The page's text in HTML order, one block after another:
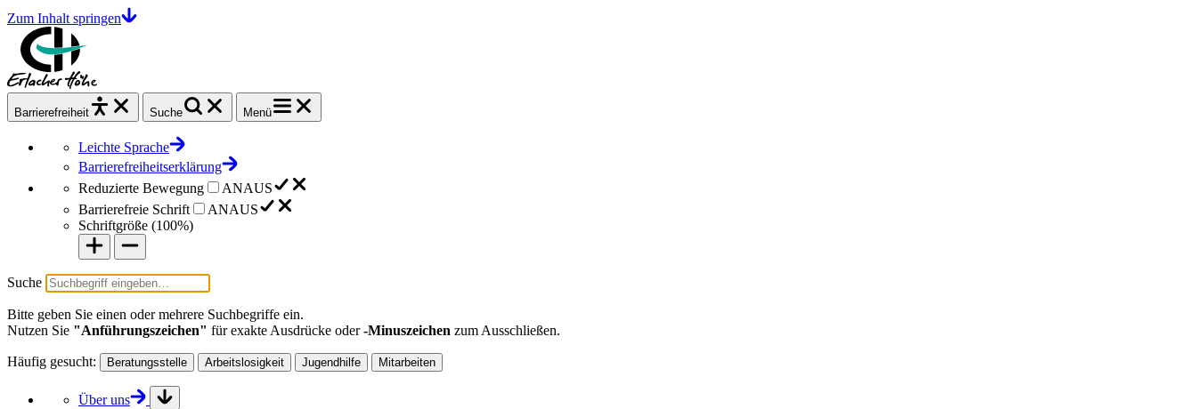
Zum Inhalt springen
Barrierefrei heit Suche Menü
Leichte Sprache
Barrierefreiheitserklärung
Reduzierte Bewegung
ANAUS
Barrierefreie Schrift
ANAUS
Schriftgröße (100%)
Suche
Bitte geben Sie einen oder mehrere Suchbegriffe ein.
Nutzen Sie "Anführungszeichen" für exakte Ausdrücke oder-Minuszeichen zum Ausschließen.
Häufig gesucht: Beratungsstelle Arbeitslosigkeit Jugendhilfe Mitarbeiten
Über uns